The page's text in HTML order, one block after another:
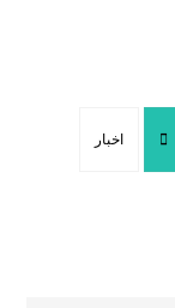
اخبار